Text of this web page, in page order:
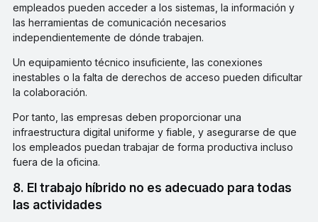
empleados pueden acceder a los sistemas, la información y
las herramientas de comunicación necesarios
independientemente de dónde trabajen.
Un equipamiento técnico insuficiente, las conexiones
inestables o la falta de derechos de acceso pueden dificultar
la colaboración.
Por tanto, las empresas deben proporcionar una
infraestructura digital uniforme y fiable, y asegurarse de que
los empleados puedan trabajar de forma productiva incluso
fuera de la oficina.
8. El trabajo híbrido no es adecuado para todas
las actividades